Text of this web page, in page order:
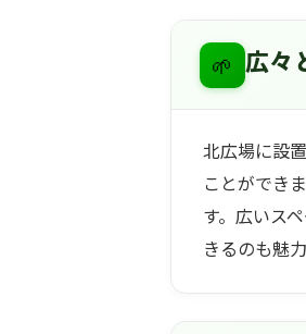
🌱 広々
北広場に設
ことができ
す。広いス
きるのも魅力